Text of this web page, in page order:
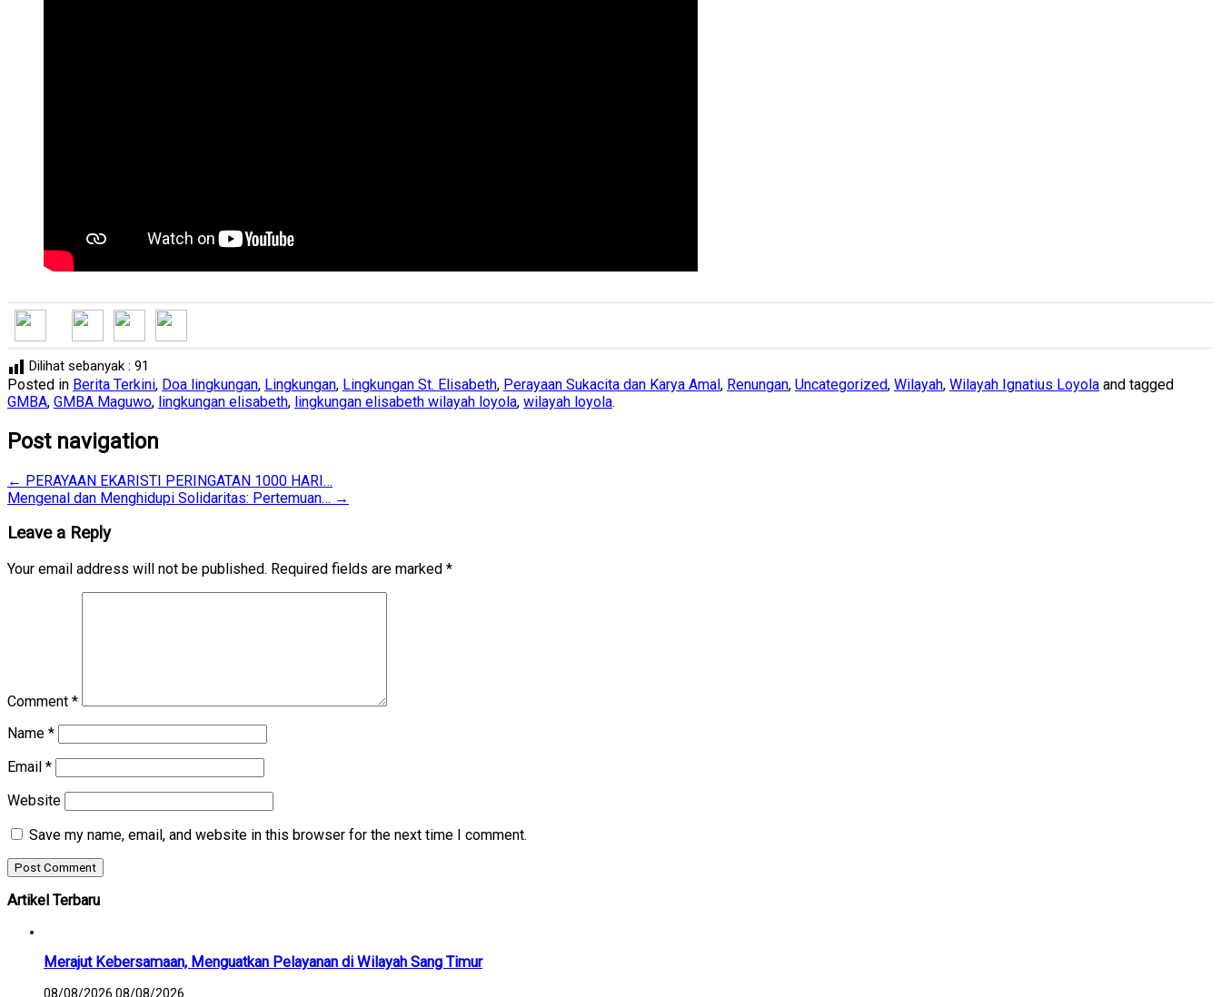
Dilihat sebanyak : 91
Posted in Berita Terkini, Doa lingkungan, Lingkungan, Lingkungan St. Elisabeth, Perayaan Sukacita dan Karya Amal, Renungan, Uncategorized, Wilayah, Wilayah Ignatius Loyola and tagged
GMBA, GMBA Maguwo, lingkungan elisabeth, lingkungan elisabeth wilayah loyola, wilayah loyola.
Post navigation
← PERAYAAN EKARISTI PERINGATAN 1000 HARI…
Mengenal dan Menghidupi Solidaritas: Pertemuan… →
Leave a Reply
Your email address will not be published. Required fields are marked *
Comment *
Name *
Email *
Website
Save my name, email, and website in this browser for the next time I comment.
Artikel Terbaru
Merajut Kebersamaan, Menguatkan Pelayanan di Wilayah Sang Timur
08/08/2026 08/08/2026